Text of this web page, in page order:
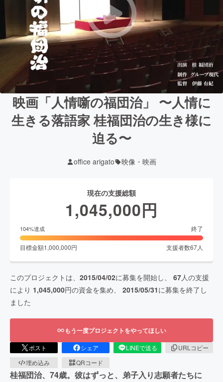
映画「人情噺の福団治」 〜人情に
生きる落語家 桂福団治の生き様に
迫る〜
office arigato 映像・映画
現在の支援総額
1,045,000円
104%達成 終了
目標金額1,000,000円 支援者数67人
このプロジェクトは、 2015/04/02に募集を開始し、 67人の支援
により 1,045,000円の資金を集め、 2015/05/31に募集を終了し
ました
もう一度プロジェクトをやってほしい
ポスト シェア LINEで送る
URLコピー
埋め込み
QRコード
桂福団治、74歳。彼はずっと、弟子入り志願者たちに